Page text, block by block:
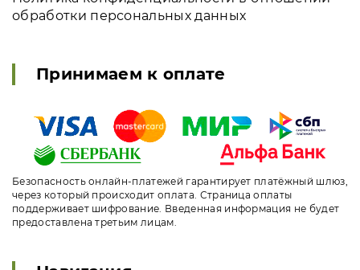
обработки персональных данных
Принимаем к оплате
Безопасность онлайн-платежей гарантирует платёжный шлюз,
через который происходит оплата. Страница оплаты
поддерживает шифрование. Введенная информация не будет
предоставлена третьим лицам.